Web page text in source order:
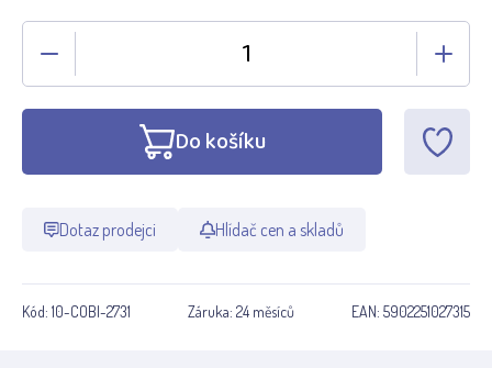
Do košíku
Dotaz prodejci Hlídač cen a skladů
Kód: 10-COBI-2731 Záruka: 24 měsíců EAN: 5902251027315